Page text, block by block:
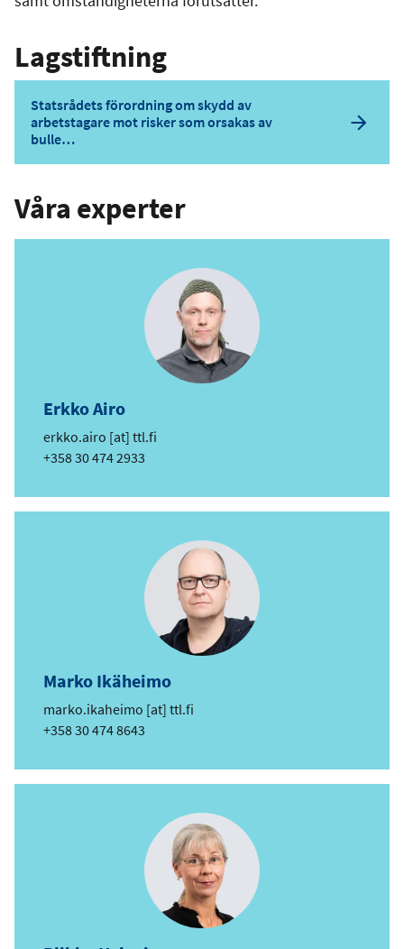
Lagstiftning
Statsrådets förordning om skydd av
arbetstagare mot risker som orsakas av
bulle…
Våra experter
Erkko Airo
e
-
o
erkko.airo [at] ttl.fi
Telefon
+358 30 474 2933
Marko Ikäheimo
e
-
o
marko.ikaheimo [at] ttl.fi
Telefon
+358 30 474 8643